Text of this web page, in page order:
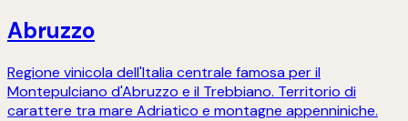
Abruzzo
Regione vinicola dell'Italia centrale famosa per il
Montepulciano d'Abruzzo e il Trebbiano. Territorio di
carattere tra mare Adriatico e montagne appenniniche.